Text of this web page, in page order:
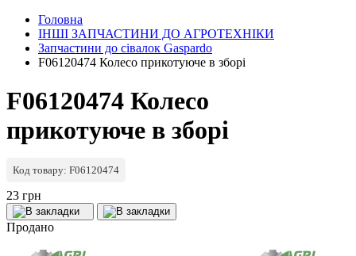
Головна
ІНШІ ЗАПЧАСТИНИ ДО АГРОТЕХНІКИ
Запчастини до сівалок Gaspardo
F06120474 Колесо прикотуюче в зборі
F06120474 Колесо
прикотуюче в зборі
Код товару: F06120474
23 грн
Продано